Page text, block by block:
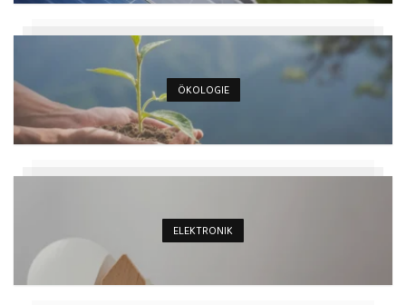
ÖKOLOGIE
ELEKTRONIK